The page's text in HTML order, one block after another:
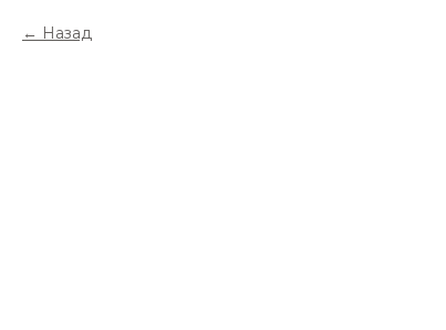
Назад